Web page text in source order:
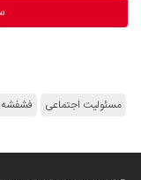
مسئولیت اجتماعی فشفشه